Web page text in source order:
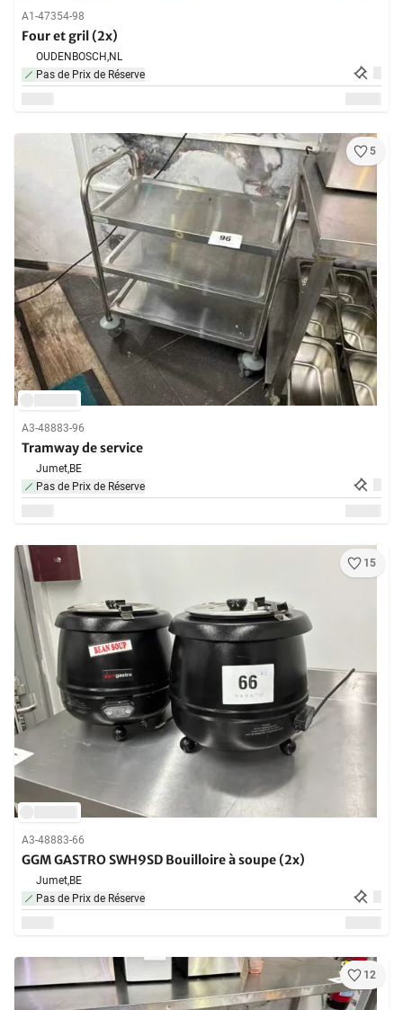
A1-47354-98
Four et gril (2x)
OUDENBOSCH,NL
Pas de Prix de Réserve
5
A3-48883-96
Tramway de service
Jumet,BE
Pas de Prix de Réserve
15
A3-48883-66
GGM GASTRO SWH9SD Bouilloire à soupe (2x)
Jumet,BE
Pas de Prix de Réserve
12